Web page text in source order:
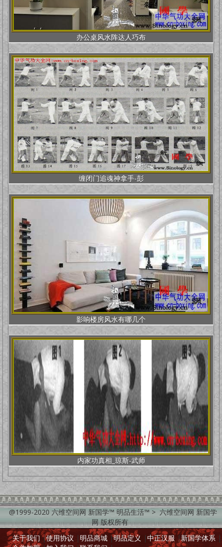
办公桌风水阵达人巧布
缠闭门追魂神拿手-彭
影响楼房风水有哪几个
内家功真相_琼斯-武师
@1999-2020 六维空间网 新国学™ 明品生活™ > 六维空间网 新国学
网 版权所有
关于我们|使用协议 | 明品商城 |明品定义 |中正汉服|新国学体系 |